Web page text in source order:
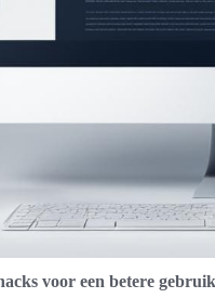
voor een betere